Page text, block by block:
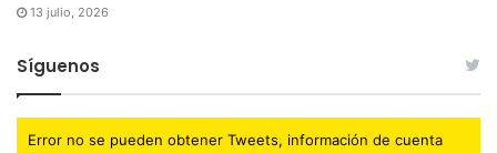
13 julio, 2026
Síguenos
Error no se pueden obtener Tweets, información de cuenta